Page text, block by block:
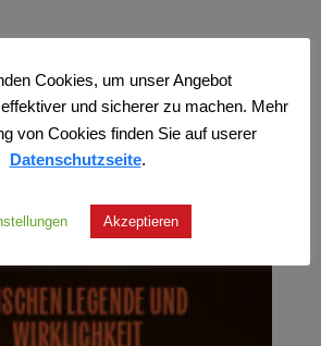
Cookies, um unser Angebot
und sicherer zu machen. Mehr
von Cookies finden Sie auf userer
Datenschutzseite.
Akzeptieren